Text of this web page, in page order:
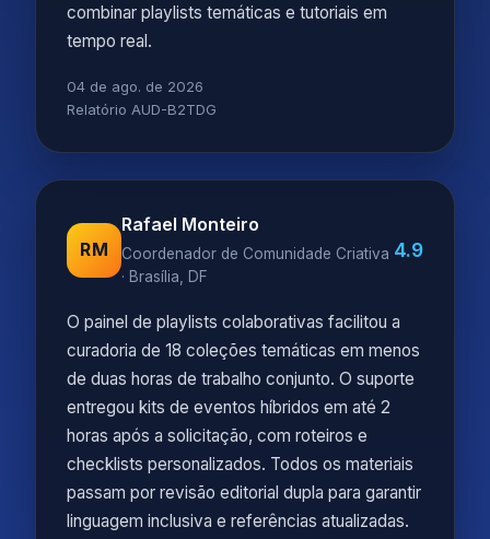
combinar playlists temáticas e tutoriais em
tempo real.
04 de ago. de 2026
Relatório AUD-B2TDG
RM
Rafael Monteiro
Coordenador de Comunidade Criativa
· Brasília, DF
4.9
O painel de playlists colaborativas facilitou a
curadoria de 18 coleções temáticas em menos
de duas horas de trabalho conjunto. O suporte
entregou kits de eventos híbridos em até 2
horas após a solicitação, com roteiros e
checklists personalizados. Todos os materiais
passam por revisão editorial dupla para garantir
linguagem inclusiva e referências atualizadas.